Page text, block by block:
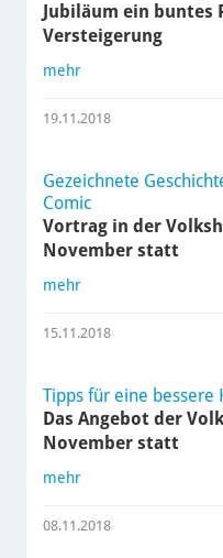
Jubiläum ein
Versteigerung
mehr
19.11.2018
Gezeichnete
Comic
Vortrag in der
November statt
mehr
15.11.2018
Tipps für eine bessere
Das Angebot der
November statt
mehr
08.11.2018